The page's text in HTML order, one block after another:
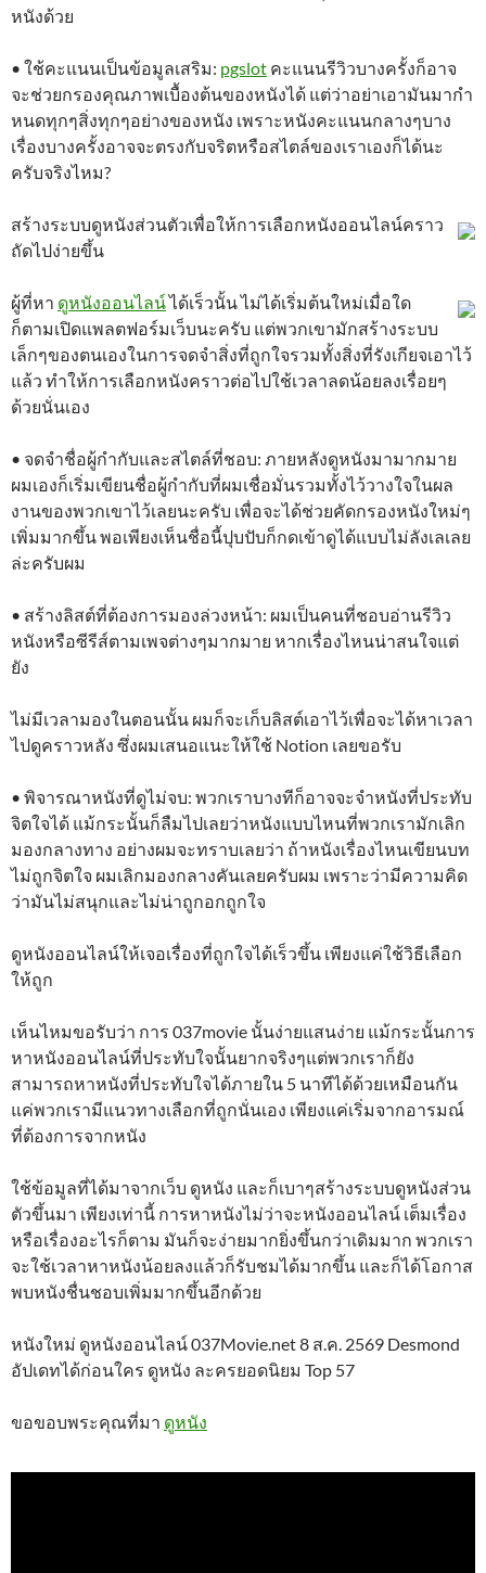
หนังด้วย
• ใช้คะแนนเป็นข้อมูลเสริม: pgslot คะแนนรีวิวบางครั้งก็อาจ
จะช่วยกรองคุณภาพเบื้องต้นของหนังได้ แต่ว่าอย่าเอามันมากำ
หนดทุกๆสิ่งทุกๆอย่างของหนัง เพราะหนังคะแนนกลางๆบาง
เรื่องบางครั้งอาจจะตรงกับจริตหรือสไตล์ของเราเองก็ได้นะ
ครับจริงไหม?
สร้างระบบดูหนังส่วนตัวเพื่อให้การเลือกหนังออนไลน์คราว
ถัดไปง่ายขึ้น
ผู้ที่หา ดูหนังออนไลน์ได้เร็วนั้น ไม่ได้เริ่มต้นใหม่เมื่อใด
ก็ตามเปิดแพลตฟอร์มเว็บนะครับ แต่พวกเขามักสร้างระบบ
เล็กๆของตนเองในการจดจำสิ่งที่ถูกใจรวมทั้งสิ่งที่รังเกียจเอาไว้
แล้ว ทำให้การเลือกหนังคราวต่อไปใช้เวลาลดน้อยลงเรื่อยๆ
ด้วยนั่นเอง
• จดจำชื่อผู้กำกับและสไตล์ที่ชอบ: ภายหลังดูหนังมามากมาย
ผมเองก็เริ่มเขียนชื่อผู้กำกับที่ผมเชื่อมั่นรวมทั้งไว้วางใจในผล
งานของพวกเขาไว้เลยนะครับ เพื่อจะได้ช่วยคัดกรองหนังใหม่ๆ
เพิ่มมากขึ้น พอเพียงเห็นชื่อนี้ปุบปับก็กดเข้าดูได้แบบไม่ลังเลเลย
ล่ะครับผม
• สร้างลิสต์ที่ต้องการมองล่วงหน้า: ผมเป็นคนที่ชอบอ่านรีวิว
หนังหรือซีรีส์ตามเพจต่างๆมากมาย หากเรื่องไหนน่าสนใจแต่
ยัง
ไม่มีเวลามองในตอนนั้น ผมก็จะเก็บลิสต์เอาไว้เพื่อจะได้หาเวลา
ไปดูคราวหลัง ซึ่งผมเสนอแนะให้ใช้ Notion เลยขอรับ
• พิจารณาหนังที่ดูไม่จบ: พวกเราบางทีก็อาจจะจำหนังที่ประทับ
จิตใจได้ แม้กระนั้นก็ลืมไปเลยว่าหนังแบบไหนที่พวกเรามักเลิก
มองกลางทาง อย่างผมจะทราบเลยว่า ถ้าหนังเรื่องไหนเขียนบท
ไม่ถูกจิตใจ ผมเลิกมองกลางคันเลยครับผม เพราะว่ามีความคิด
ว่ามันไม่สนุกและไม่น่าถูกอกถูกใจ
ดูหนังออนไลน์ให้เจอเรื่องที่ถูกใจได้เร็วขึ้น เพียงแค่ใช้วิธีเลือก
ให้ถูก
เห็นไหมขอรับว่า การ 037movie นั้นง่ายแสนง่าย แม้กระนั้นการ
หาหนังออนไลน์ที่ประทับใจนั้นยากจริงๆแต่พวกเราก็ยัง
สามารถหาหนังที่ประทับใจได้ภายใน 5 นาทีได้ด้วยเหมือนกัน
แค่พวกเรามีแนวทางเลือกที่ถูกนั่นเอง เพียงแค่เริ่มจากอารมณ์
ที่ต้องการจากหนัง
ใช้ข้อมูลที่ได้มาจากเว็บ ดูหนัง และก็เบาๆสร้างระบบดูหนังส่วน
ตัวขึ้นมา เพียงเท่านี้ การหาหนังไม่ว่าจะหนังออนไลน์ เต็มเรื่อง
หรือเรื่องอะไรก็ตาม มันก็จะง่ายมากยิ่งขึ้นกว่าเดิมมาก พวกเรา
จะใช้เวลาหาหนังน้อยลงแล้วก็รับชมได้มากขึ้น และก็ได้โอกาส
พบหนังชื่นชอบเพิ่มมากขึ้นอีกด้วย
หนังใหม่ ดูหนังออนไลน์ 037Movie.net 8 ส.ค. 2569 Desmond
อัปเดทได้ก่อนใคร ดูหนัง ละครยอดนิยม Top 57
ขอขอบพระคุณที่มา ดูหนัง